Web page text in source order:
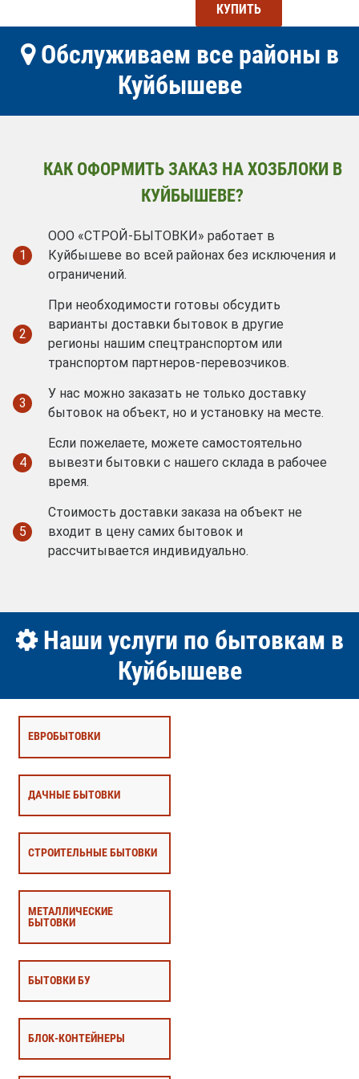
КУПИТЬ
Обслуживаем все районы в
Куйбышеве
КАК ОФОРМИТЬ ЗАКАЗ НА ХОЗБЛОКИ В
КУЙБЫШЕВЕ?
1
ООО «СТРОЙ-БЫТОВКИ» работает в
Куйбышеве во всей районах без исключения и
ограничений.
2
При необходимости готовы обсудить
варианты доставки бытовок в другие
регионы нашим спецтранспортом или
транспортом партнеров-перевозчиков.
3
У нас можно заказать не только доставку
бытовок на объект, но и установку на месте.
4
Если пожелаете, можете самостоятельно
вывезти бытовки с нашего склада в рабочее
время.
5
Стоимость доставки заказа на объект не
входит в цену самих бытовок и
рассчитывается индивидуально.
Наши услуги по бытовкам в
Куйбышеве
ЕВРОБЫТОВКИ
ДАЧНЫЕ БЫТОВКИ
СТРОИТЕЛЬНЫЕ БЫТОВКИ
МЕТАЛЛИЧЕСКИЕ
БЫТОВКИ
БЫТОВКИ БУ
БЛОК-КОНТЕЙНЕРЫ